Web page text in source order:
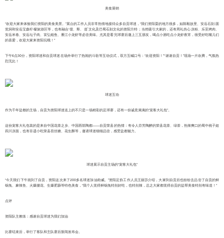
美食展销
“欢迎大家来体验我们资阳的美食美景。”展台的工作人员非常热情地接待众多自贡球迷，“我们资阳耍的地方很多，如陈毅故里、安岳石刻·圆
觉洞和安岳宝森柠檬旅游区等，也有融合‘儒、释、道’文化及巴蜀石刻文化的资阳方特；当然吸引大家的，还有周礼伤心凉粉、乐至烤肉、
安岳米卷、安岳坛子肉、苌弘鲢鱼、雁江小龙虾等必尝美味。尤其是看完球赛后邀上三五朋友，喝点小酒吃点小龙虾夜宵，很受好吃嘴儿们
的喜爱，欢迎大家来资阳玩哦！”
下午6点30分，资阳球迷和自贡球迷在场外举行了热闹的斗歌等互动仪式，双方互喊口号：“欢迎资阳！”“谢谢自贡！”现场一片欢腾，气氛热
烈无比！
球迷互动
作为千年盐都的主场，自贡为资阳球迷送上的不只是一场精彩的足球赛，还有一份诚意满满的“宠客大礼包”。
这份宠客大礼包装的是来自中国花茶之乡、中国西部陶都——自贡荣县的热情：有令人芬芳陶醉的荣县花茶、绿茶，热辣爽口的蜀中桃子姐
四川凉面，也有非遗小吃荣县苕丝糖、花生酥等，邀请球迷细细品尝，感受盐都魅力。
球迷展示自贡主场的“宠客大礼包”
“今天我们下午就到了自贡，资阳这次来了200多名球迷加油助威。”资阳足协工作人员王丽莎介绍，大家到自贡后也纷纷去品尝了自贡的鲜
锅兔、麻辣鱼、火爆腰花、生爆肥肠等特色美食，“我个人觉得鲜锅兔特别好吃，也特别辣，总之大家都觉得自贡的盐帮美食特别有味道！”
点评
资阳队主教练：感谢自贡球迷为我们加油
比赛结束后，举行了客队和主队赛后新闻发布会。